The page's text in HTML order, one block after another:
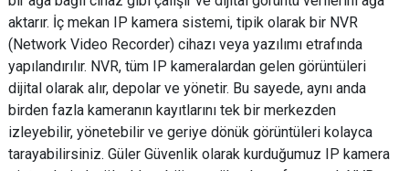
aktarır. İç mekan IP kamera sistemi, tipik olarak bir NVR
(Network Video Recorder) cihazı veya yazılımı etrafında
yapılandırılır. NVR, tüm IP kameralardan gelen görüntüleri
dijital olarak alır, depolar ve yönetir. Bu sayede, aynı anda
birden fazla kameranın kayıtlarını tek bir merkezden
izleyebilir, yönetebilir ve geriye dönük görüntüleri kolayca
tarayabilirsiniz. Güler Güvenlik olarak kurduğumuz IP kamera